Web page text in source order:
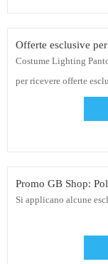
Offerte esclusive
Costume Lighting
per ricevere offerte
Promo GB Shop:
Si applicano alcune